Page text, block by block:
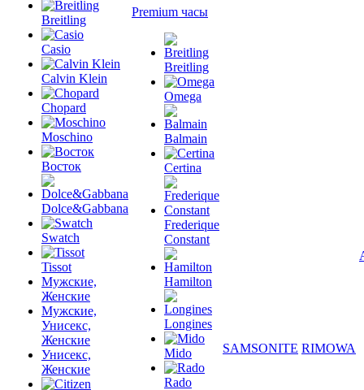
Breitling
Casio
Calvin Klein
Chopard
Moschino
Восток
Dolce&Gabbana
Swatch
Tissot
Мужские,
Женские
Мужские,
Унисекс,
Женские
Унисекс,
Женские
Premium часы
Breitling
Omega
Balmain
Certina
Frederique
Constant
Hamilton
Longines
Mido
Rado
SAMSONITE RIMOWA